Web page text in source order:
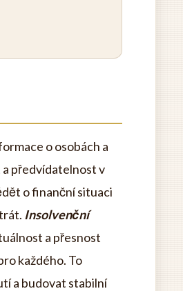
o osobách a
předvídatelnost v
o finanční situaci
Insolvenční
a přesnost
každého. To
a budovat stabilní